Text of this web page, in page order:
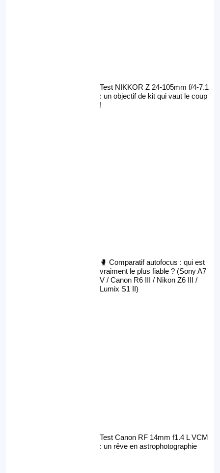
Test NIKKOR Z 24-105mm f/4-7.1
: un objectif de kit qui vaut le coup
!
🥊 Comparatif autofocus : qui est
vraiment le plus fiable ? (Sony A7
V / Canon R6 III / Nikon Z6 III /
Lumix S1 II)
Test Canon RF 14mm f1.4 L VCM
: un rêve en astrophotographie